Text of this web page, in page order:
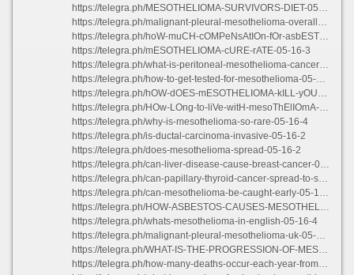
https://telegra.ph/MESOTHELIOMA-SURVIVORS-DIET-05-16-2
https://telegra.ph/malignant-pleural-mesothelioma-overall-survival-05-16-2
https://telegra.ph/hoW-muCH-cOMPeNsAtIOn-fOr-asbESTOSIs-05-16-3
https://telegra.ph/mESOTHELIOMA-cURE-rATE-05-16-3
https://telegra.ph/what-is-peritoneal-mesothelioma-cancer-05-16-2
https://telegra.ph/how-to-get-tested-for-mesothelioma-05-16-2
https://telegra.ph/hOW-dOES-mESOTHELIOMA-kILL-yOU-05-16-2
https://telegra.ph/HOw-LOng-to-liVe-witH-mesoThElIOmA-05-16-3
https://telegra.ph/why-is-mesothelioma-so-rare-05-16-4
https://telegra.ph/is-ductal-carcinoma-invasive-05-16-2
https://telegra.ph/does-mesothelioma-spread-05-16-2
https://telegra.ph/can-liver-disease-cause-breast-cancer-05-15
https://telegra.ph/can-papillary-thyroid-cancer-spread-to-stomach-05-16-2
https://telegra.ph/can-mesothelioma-be-caught-early-05-16-3
https://telegra.ph/HOW-ASBESTOS-CAUSES-MESOTHELIOMA-05-16
https://telegra.ph/whats-mesothelioma-in-english-05-16-4
https://telegra.ph/malignant-pleural-mesothelioma-uk-05-16-3
https://telegra.ph/WHAT-IS-THE-PROGRESSION-OF-MESOTHELIOMA-05-16-2
https://telegra.ph/how-many-deaths-occur-each-year-from-mesothelioma-05-16